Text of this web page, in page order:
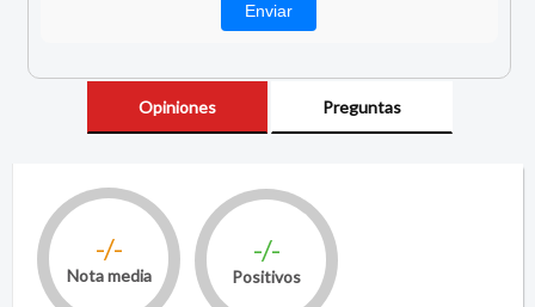
Opiniones Preguntas
-/-
Nota media
-/-
Positivos